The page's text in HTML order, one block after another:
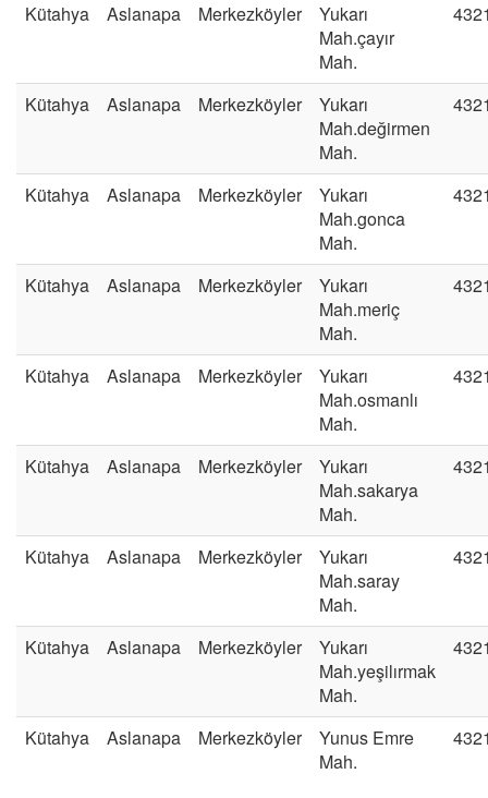
Kütahya Aslanapa Merkezköyler
Yukarı
Mah.çayır
Mah.
Kütahya Aslanapa Merkezköyler
Yukarı
Mah.değirmen
Mah.
Kütahya Aslanapa Merkezköyler
Yukarı
Mah.gonca
Mah.
Kütahya Aslanapa Merkezköyler
Yukarı
Mah.meriç
Mah.
Kütahya Aslanapa Merkezköyler
Yukarı
Mah.osmanlı
Mah.
Kütahya Aslanapa Merkezköyler
Yukarı
Mah.sakarya
Mah.
Kütahya Aslanapa Merkezköyler
Yukarı
Mah.saray
Mah.
Kütahya Aslanapa Merkezköyler
Yukarı
Mah.yeşilırmak
Mah.
Kütahya Aslanapa Merkezköyler
Yunus Emre
Mah.